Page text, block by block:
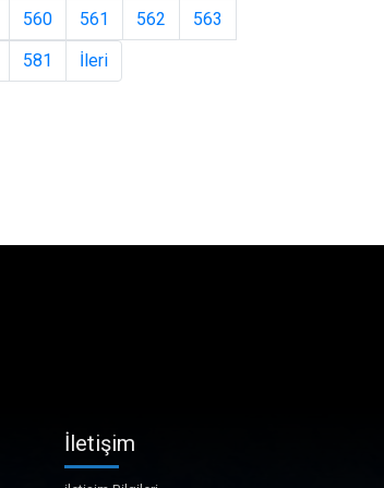
560 561 562
563
581 İleri
İletişim